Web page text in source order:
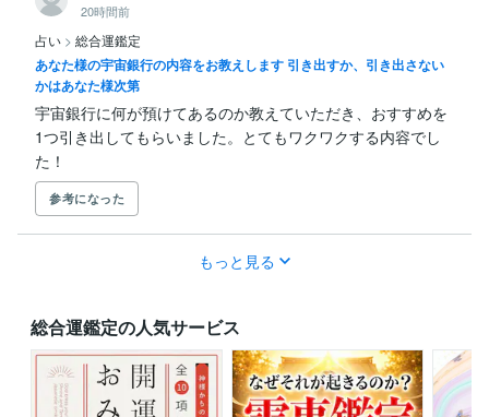
20時間前
占い > 総合運鑑定
あなた様の宇宙銀行の内容をお教えします 引き出すか、引き出さない
かはあなた様次第
宇宙銀行に何が預けてあるのか教えていただき、おすすめを
1つ引き出してもらいました。とてもワクワクする内容でし
た！
参考になった
もっと見る
総合運鑑定の人気サービス